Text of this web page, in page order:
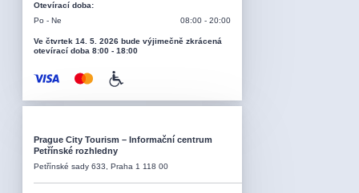
Otevírací doba:
Po - Ne
08:00 - 20:00
Ve čtvrtek 14. 5. 2026 bude výjimečně zkrácená
otevírací doba 8:00 - 18:00
Prague City Tourism – Informační centrum
Petřínské rozhledny
Petřínské sady 633, Praha 1 118 00